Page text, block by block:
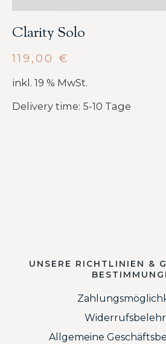
Clarity Solo
119,00 €
inkl. 19 % MwSt.
Delivery time: 5-10 Tage
UNSERE RICHTLINIEN &
Allgemeine